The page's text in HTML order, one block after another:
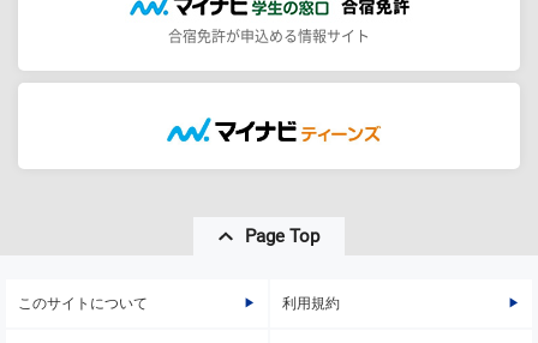
合宿免許が申込める情報サイト
Page Top
このサイトについて 利用規約